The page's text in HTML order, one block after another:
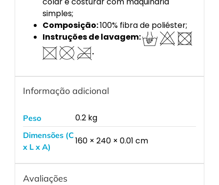
simples;
Composição:100% fibra de poliéster;
Instruções de lavagem:
.
Informação adicional
Peso 0.2 kg
Dimensões (C
x L x A)
160 × 240 × 0.01 cm
Avaliações